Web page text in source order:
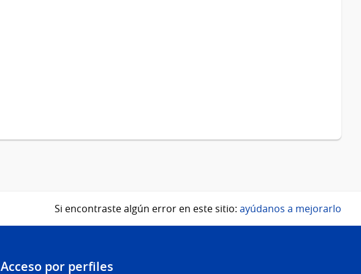
Si encontraste algún error en este sitio: ayúdanos a mejorarlo
Acceso por perfiles